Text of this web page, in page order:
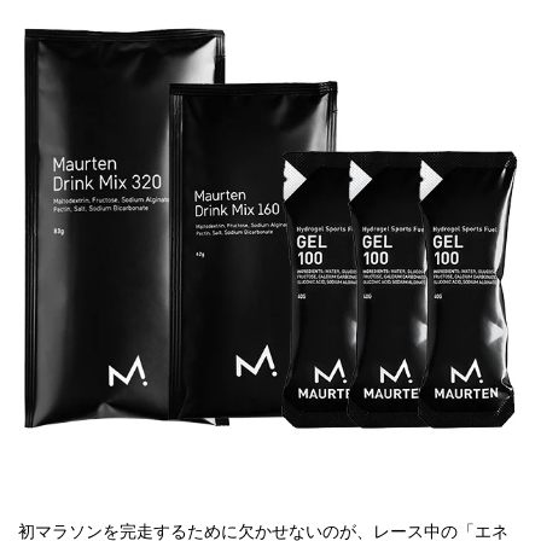
初マラソンを完走するために欠かせないのが、レース中の「エネ